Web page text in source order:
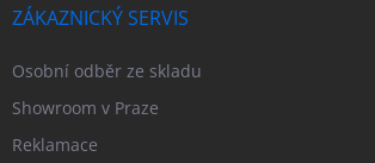
ZÁKAZNICKÝ SERVIS
Osobní odběr ze skladu
Showroom v Praze
Reklamace